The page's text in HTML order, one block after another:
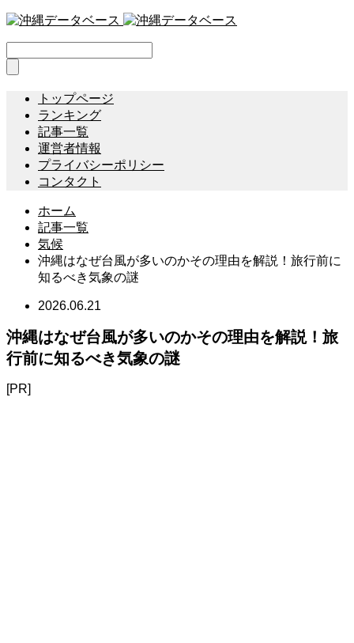
トップページ
ランキング
記事一覧
運営者情報
プライバシーポリシー
コンタクト
ホーム
記事一覧
気候
沖縄はなぜ台風が多いのかその理由を解説！旅行前に
知るべき気象の謎
2026.06.21
沖縄はなぜ台風が多いのかその理由を解説！旅
行前に知るべき気象の謎
[PR]